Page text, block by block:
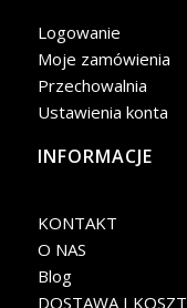
Logowanie
Moje zamówienia
Przechowalnia
Ustawienia konta
INFORMACJE
KONTAKT
O NAS
Blog
DOSTAWA I KOSZT